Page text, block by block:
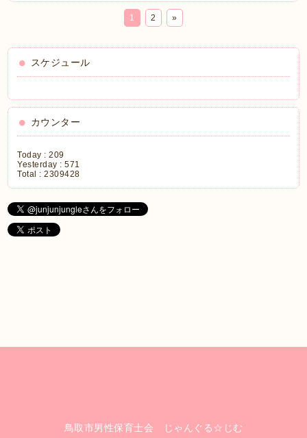
1 2 »
スケジュール
カウンター
Today :209
Yesterday :571
Total :2309428
鳥取市男性保育士会 じゃんぐる☆じむ